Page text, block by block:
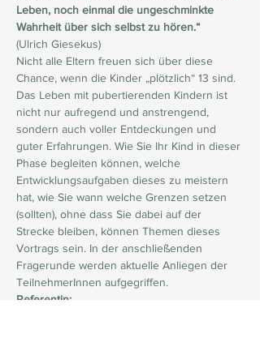
Leben, noch einmal die ungeschminkte
Wahrheit über sich selbst zu hören.“
(Ulrich Giesekus)
Nicht alle Eltern freuen sich über diese
Chance, wenn die Kinder „plötzlich“ 13 sind.
Das Leben mit pubertierenden Kindern ist
nicht nur aufregend und anstrengend,
sondern auch voller Entdeckungen und
guter Erfahrungen. Wie Sie Ihr Kind in dieser
Phase begleiten können, welche
Entwicklungsaufgaben dieses zu meistern
hat, wie Sie wann welche Grenzen setzen
(sollten), ohne dass Sie dabei auf der
Strecke bleiben, können Themen dieses
Vortrags sein. In der anschließenden
Fragerunde werden aktuelle Anliegen der
TeilnehmerInnen aufgegriffen.
Referentin: